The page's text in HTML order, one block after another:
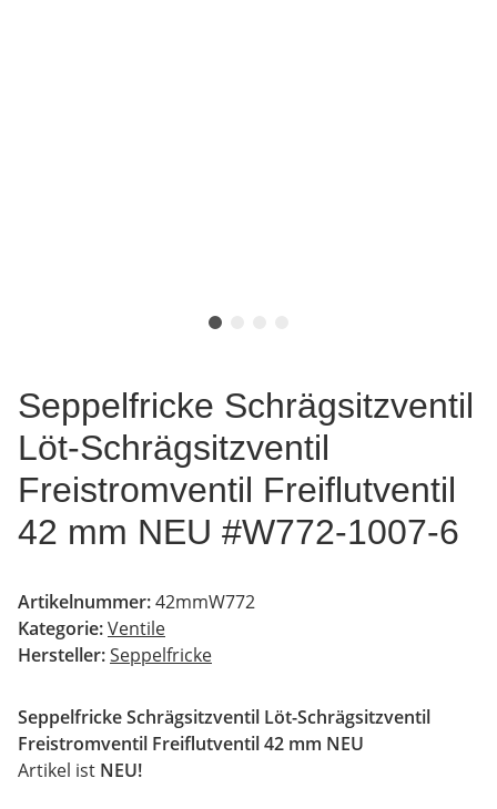
Seppelfricke Schrägsitzventil
Löt-Schrägsitzventil
Freistromventil Freiflutventil
42 mm NEU #W772-1007-6
Artikelnummer:42mmW772
Kategorie:Ventile
Hersteller:Seppelfricke
Seppelfricke Schrägsitzventil Löt-Schrägsitzventil
Freistromventil Freiflutventil 42 mm NEU
Artikel ist NEU!